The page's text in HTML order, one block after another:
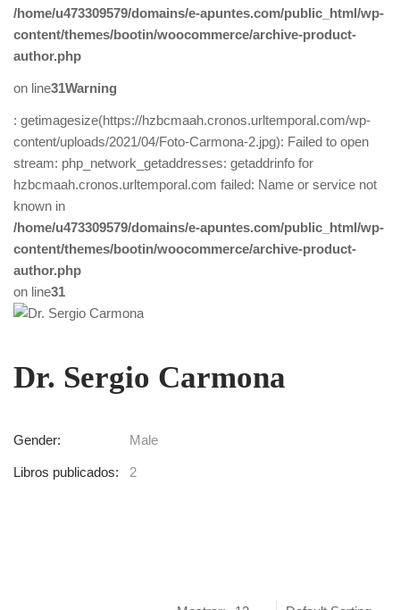
/home/u473309579/domains/e-apuntes.com/public_html/wp-
content/themes/bootin/woocommerce/archive-product-
author.php
on line31Warning
: getimagesize(https://hzbcmaah.cronos.urltemporal.com/wp-
content/uploads/2021/04/Foto-Carmona-2.jpg): Failed to open
stream: php_network_getaddresses: getaddrinfo for
hzbcmaah.cronos.urltemporal.com failed: Name or service not
known in
/home/u473309579/domains/e-apuntes.com/public_html/wp-
content/themes/bootin/woocommerce/archive-product-
author.php
on line31
Dr. Sergio Carmona
Gender: Male
Libros publicados: 2